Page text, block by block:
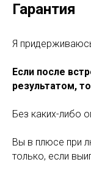
Гарантия
Я
Если после
результатом,
Без каких-либо
Вы в плюсе при
только, если